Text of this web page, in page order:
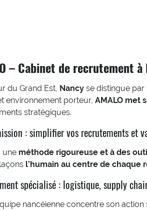
– Cabinet de recrutement à
du Grand Est, Nancy se distingue
environnement porteur, AMALO met
stratégiques.
: simplifier vos recrutements et
une méthode rigoureuse et à des
l’humain au centre de chaque
spécialisé : logistique, supply
nancéienne concentre son action